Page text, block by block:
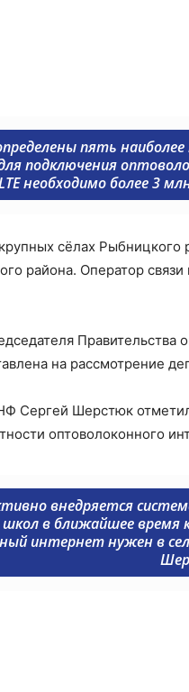
пять
подключения
необходимо более 3
сёлах
района. Оператор
Правительства
на рассмотрение
Сергей Шерстюк
оптоволоконного
внедряется
школ в ближайшее
интернет нужен в